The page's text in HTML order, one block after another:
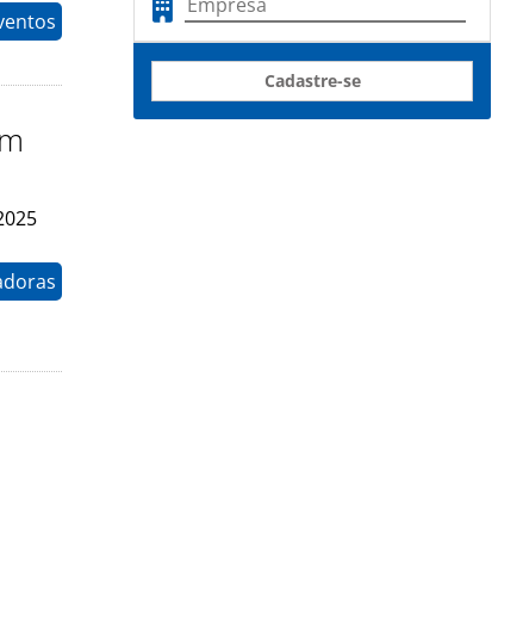
Cadastre-se